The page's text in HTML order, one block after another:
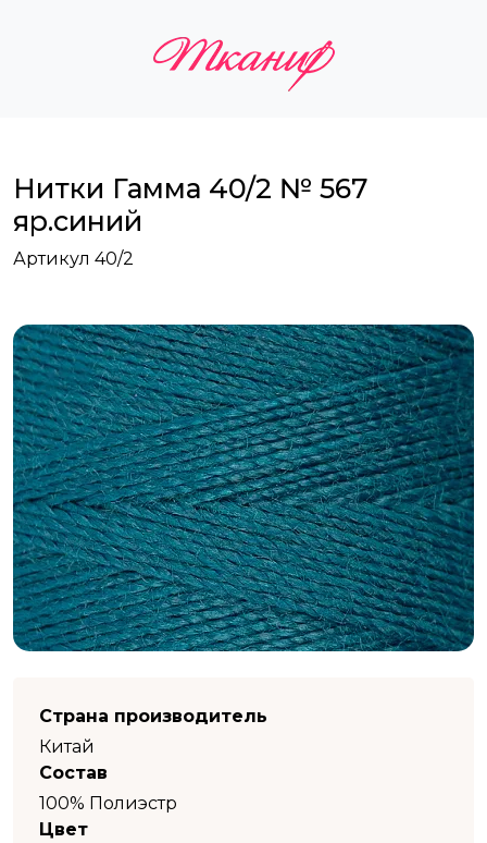
Нитки Гамма 40/2 № 567
яр.синий
Артикул 40/2
Страна производитель
Китай
Состав
100% Полиэстр
Цвет